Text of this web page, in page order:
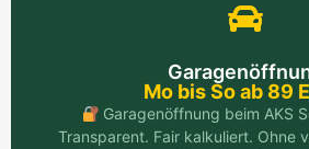
Mo bis So ab 89
Garagenöffnung beim AKS
Transparent. Fair kalkuliert. Ohne